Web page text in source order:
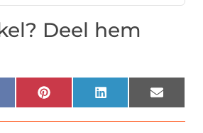
Deel hem
PinterestLinkedInEmail